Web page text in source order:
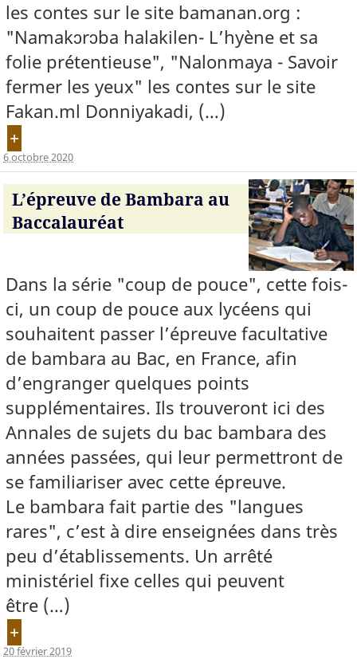
les contes sur le site bamanan.org :
"Namakɔrɔba halakilen- L’hyène et sa
folie prétentieuse", "Nalonmaya - Savoir
fermer les yeux" les contes sur le site
Fakan.ml Donniyakadi, (…)
+
6 octobre 2020
L’épreuve de Bambara au
Baccalauréat
Dans la série "coup de pouce", cette fois-
ci, un coup de pouce aux lycéens qui
souhaitent passer l’épreuve facultative
de bambara au Bac, en France, afin
d’engranger quelques points
supplémentaires. Ils trouveront ici des
Annales de sujets du bac bambara des
années passées, qui leur permettront de
se familiariser avec cette épreuve.
Le bambara fait partie des "langues
rares", c’est à dire enseignées dans très
peu d’établissements. Un arrêté
ministériel fixe celles qui peuvent
être (…)
+
20 février 2019